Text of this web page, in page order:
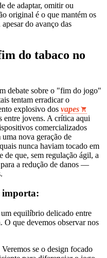
de adaptar, omitir ou
original é o que mantém os
do avanço das
do tabaco no
debate sobre o "fim do jogo"
tentam erradicar o
explosivo dos vapes
entre jovens. A crítica aqui
comercializados
nova geração de
nunca haviam tocado em
que, sem regulação ágil, a
a redução de danos —
importa:
equilíbrio delicado entre
O que devemos observar nos
Veremos se o design focado